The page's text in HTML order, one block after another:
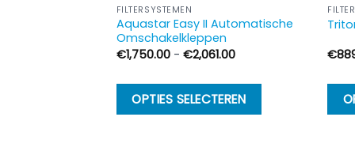
FILTERSYSTEMEN
Aquastar Easy II Automatische
Omschakelkleppen
€1,750.00 - €2,061.00Prijsklasse:
€2,061.00
OPTIES SELECTEREN
€